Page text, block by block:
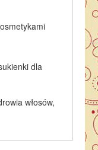
dla
włosów,